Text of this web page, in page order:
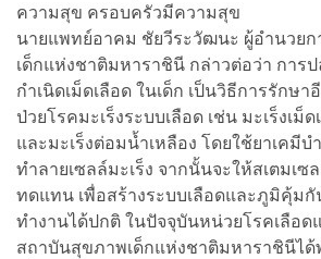
ความสุข ครอบครัวมีความสุข
นายแพทย์อาคม ชัยวีระวัฒนะ ผู้อำนวย
เด็กแห่งชาติมหาราชินี กล่าวต่อว่า การ
กำเนิดเม็ดเลือด ในเด็ก เป็นวิธีการรักษ
ป่วยโรคมะเร็งระบบเลือด เช่น มะเร็งเม็
และมะเร็งต่อมน้ำเหลือง โดยใช้ยาเคมีบ
ทำลายเซลล์มะเร็ง จากนั้นจะให้สเตมเซ
ทดแทน เพื่อสร้างระบบเลือดและภูมิคุ้ม
ทำงานได้ปกติ ในปัจจุบันหน่วยโรคเลือด
สถาบันสุขภาพเด็กแห่งชาติมหาราชินีไ